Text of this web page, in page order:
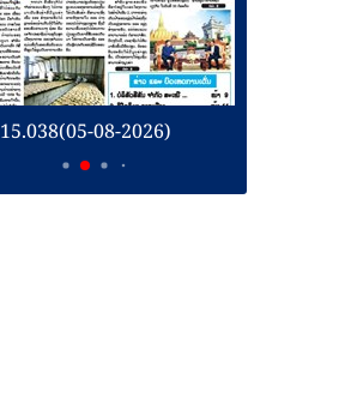
15.038(05-08-2026)